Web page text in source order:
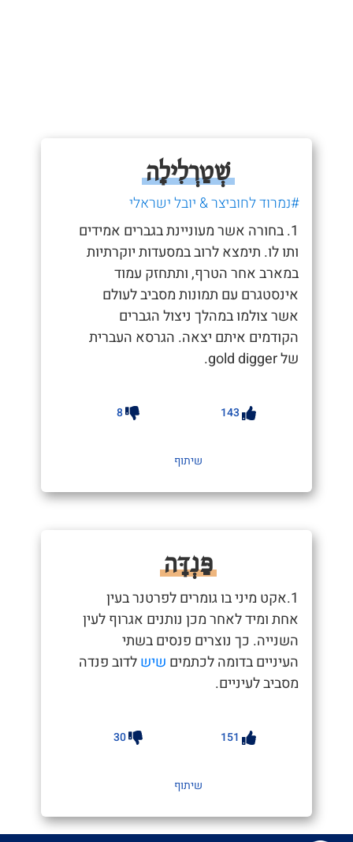
שְׁטַרְלִילָה
#נמרוד לחוביצר & יובל ישראלי
1. בחורה אשר מעוניינת בגברים אמידים
ותו לו. תימצא לרוב במסעדות יוקרתיות
במארב אחר הטרף, ותתחזק עמוד
אינסטגרם עם תמונות מסביב לעולם
אשר צולמו במהלך ניצול הגברים
הקודמים איתם יצאה. הגרסא העברית
של gold digger.
143
8
שיתוף
פַּנְדָּה
1.אקט מיני בו גומרים לפרטנר בעין
אחת ומיד לאחר מכן נותנים אגרוף לעין
השנייה. כך נוצרים פנסים בשתי
העיניים בדומה לכתמים שישלדוב פנדה
מסביב לעיניים.
151
30
שיתוף